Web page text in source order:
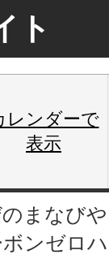
ト
レンダーで
表示
まなび
ンゼロ